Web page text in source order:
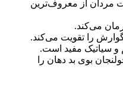
مردان از معروفترین
میکند.
را تقویت میکند.
و سیاتیک مفید است.
بوی بد دهان را